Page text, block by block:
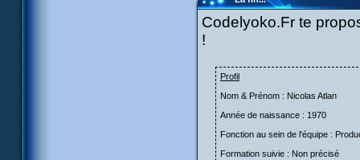
Codelyoko.Fr te
!
Profil
Nom & Prénom : Nicolas Atlan
Année de naissance : 1970
Fonction au sein de l'équipe :
Formation suivie : Non précisé